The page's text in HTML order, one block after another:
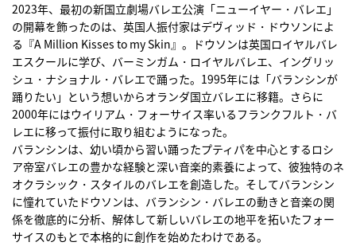
2023年、最初の新国立劇場バレエ公演「ニューイヤー・バレエ」
の開幕を飾ったのは、英国人振付家はデヴィッド・ドウソンによ
る『A Million Kisses to my Skin』。ドウソンは英国ロイヤルバレ
エスクールに学び、バーミンガム・ロイヤルバレエ、イングリッ
シュ・ナショナル・バレエで踊った。1995年には「バランシンが
踊りたい」という想いからオランダ国立バレエに移籍。さらに
2000年にはウイリアム・フォーサイス率いるフランクフルト・バ
レエに移って振付に取り組むようになった。
バランシンは、幼い頃から習い踊ったプティパを中心とするロシ
ア帝室バレエの豊かな経験と深い音楽的素養によって、彼独特のネ
オクラシック・スタイルのバレエを創造した。そしてバランシン
に憧れていたドウソンは、バランシン・バレエの動きと音楽の関
係を徹底的に分析、解体して新しいバレエの地平を拓いたフォー
サイスのもとで本格的に創作を始めたわけである。